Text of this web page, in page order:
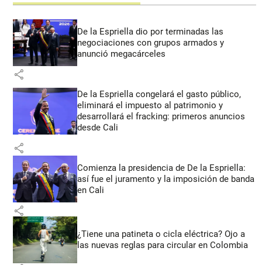
De la Espriella dio por terminadas las
negociaciones con grupos armados y
anunció megacárceles
share
De la Espriella congelará el gasto público,
eliminará el impuesto al patrimonio y
desarrollará el fracking: primeros anuncios
desde Cali
share
Comienza la presidencia de De la Espriella:
así fue el juramento y la imposición de banda
en Cali
share
¿Tiene una patineta o cicla eléctrica? Ojo a
las nuevas reglas para circular en Colombia